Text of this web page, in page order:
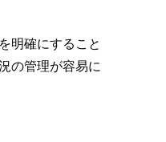
明確にすること
の管理が容易に